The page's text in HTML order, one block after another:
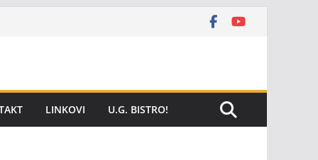
LINKOVI U.G. BISTRO!